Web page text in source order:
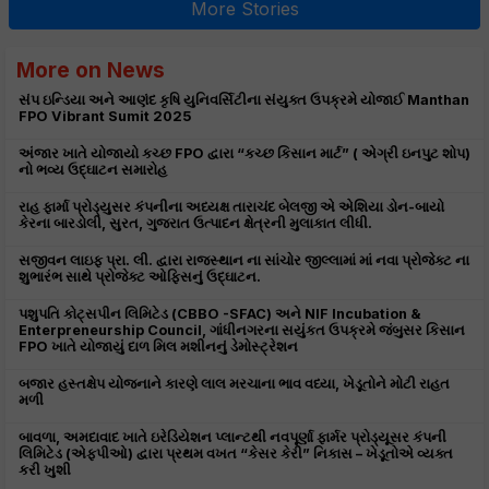
More Stories
More on News
સંપ ઇન્ડિયા અને આણંદ કૃષિ યુનિવર્સિટીના સંયુક્ત ઉપક્રમે યોજાઈ Manthan
FPO Vibrant Sumit 2025
અંજાર ખાતે યોજાયો કચ્છ FPO દ્વારા “કચ્છ કિસાન માર્ટ” ( એગ્રી ઇનપુટ શોપ)
નો ભવ્ય ઉદ્ઘાટન સમારોહ
રાહ ફાર્મા પ્રોડ્યુસર કંપનીના અધ્યક્ષ તારાચંદ બેલજી એ એશિયા ડોન-બાયો
કેરના બારડોલી, સુરત, ગુજરાત ઉત્પાદન ક્ષેત્રની મુલાકાત લીધી.
સજીવન લાઇફ પ્રા. લી. દ્વારા રાજસ્થાન ના સાંચોર જીલ્લામાં માં નવા પ્રોજેક્ટ ના
શુભારંભ સાથે પ્રોજેક્ટ ઓફિસનું ઉદ્ઘાટન.
પશુપતિ કોટ્સપીન લિમિટેડ (CBBO -SFAC) અને NIF Incubation &
Enterpreneurship Council, ગાંધીનગરના સયુંકત ઉપક્રમે જંબુસર કિસાન
FPO ખાતે યોજાયું દાળ મિલ મશીનનું ડેમોસ્ટ્રેશન
બજાર હસ્તક્ષેપ યોજનાને કારણે લાલ મરચાના ભાવ વધ્યા, ખેડૂતોને મોટી રાહત
મળી
બાવળા, અમદાવાદ ખાતે ઇરેડિયેશન પ્લાન્ટથી નવપૂર્ણા ફાર્મર પ્રોડ્યૂસર કંપની
લિમિટેડ (એફપીઓ) દ્વારા પ્રથમ વખત “કેસર કેરી” નિકાસ – ખેડૂતોએ વ્યક્ત
કરી ખુશી